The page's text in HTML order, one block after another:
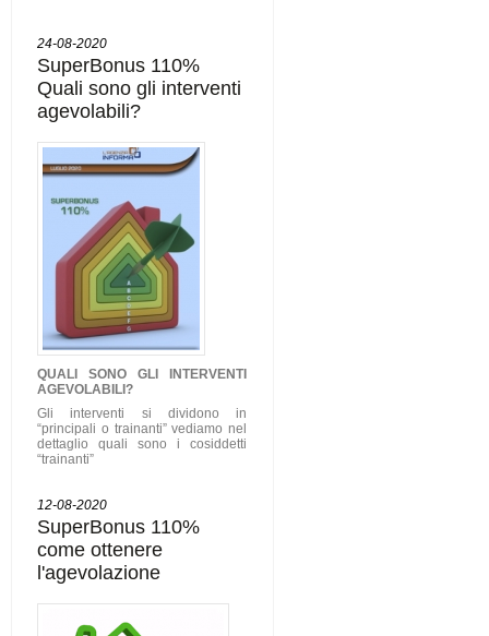
24-08-2020
SuperBonus 110%
Quali sono gli interventi
agevolabili?
QUALI SONO GLI
INTERVENTI
AGEVOLABILI?
Gli interventi si dividono in
“principali o trainanti” vediamo nel
dettaglio quali sono i cosiddetti
“trainanti”
12-08-2020
SuperBonus 110%
come ottenere
l'agevolazione